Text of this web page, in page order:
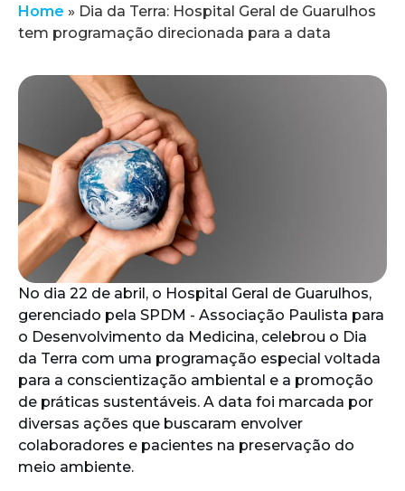
Home » Dia da Terra: Hospital Geral de Guarulhos
tem programação direcionada para a data
No dia 22 de abril, o Hospital Geral de Guarulhos,
gerenciado pela SPDM - Associação Paulista para
o Desenvolvimento da Medicina, celebrou o Dia
da Terra com uma programação especial voltada
para a conscientização ambiental e a promoção
de práticas sustentáveis. A data foi marcada por
diversas ações que buscaram envolver
colaboradores e pacientes na preservação do
meio ambiente.